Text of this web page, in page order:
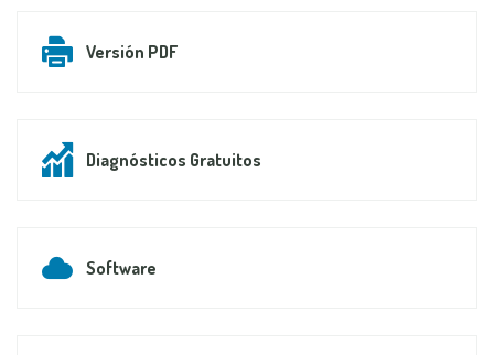
Versión PDF
Diagnósticos Gratuitos
Software